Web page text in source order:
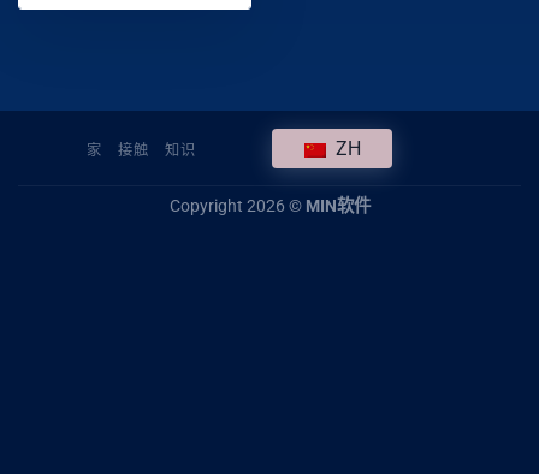
家 接触 知识 ZH
Copyright 2026 © MIN软件